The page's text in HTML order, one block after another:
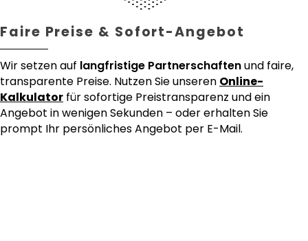
Faire Preise & Sofort-Angebot
Wir setzen auf langfristige Partnerschaftenund faire,
transparente Preise. Nutzen Sie unseren Online-
Kalkulator für sofortige Preistransparenz und ein
Angebot in wenigen Sekunden – oder erhalten Sie
prompt Ihr persönliches Angebot per E-Mail.